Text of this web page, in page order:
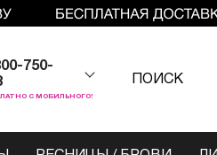
750-
С МОБИЛЬНОГО!
ПОИСК